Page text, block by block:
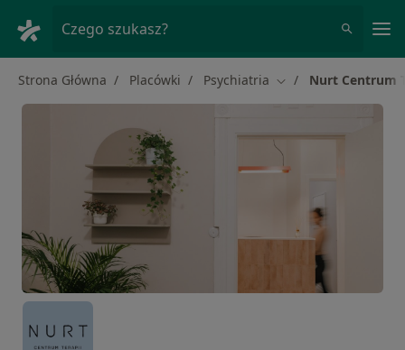
Czego szukasz?
Strona Główna Placówki Psychiatria Zmień miasto
Nurt Centrum